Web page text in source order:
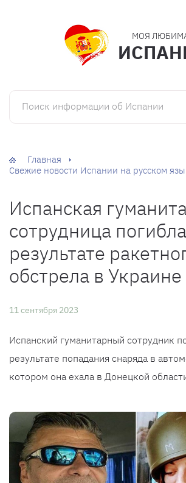
МОЯ
Поиск информации об Испании
Главная
Свежие новости Испании на русском
Испанская
сотрудница
результате
обстрела в Украине
11 сентября 2023
Испанский гуманитарный сотрудник
результате попадания снаряда в
котором она ехала в Донецкой